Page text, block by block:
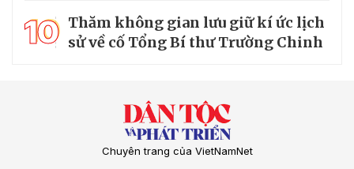
10 Thăm không gian lưu giữ kí ức lịch
sử về cố Tổng Bí thư Trường Chinh
Chuyên trang của VietNamNet